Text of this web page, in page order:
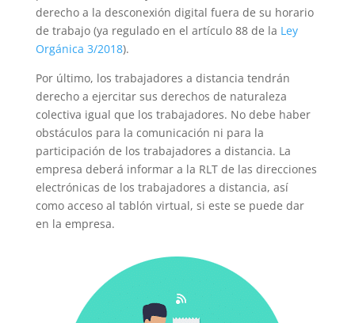
derecho a la desconexión digital fuera de su horario
de trabajo (ya regulado en el artículo 88 de la Ley
Orgánica 3/2018).
Por último, los trabajadores a distancia tendrán
derecho a ejercitar sus derechos de naturaleza
colectiva igual que los trabajadores. No debe haber
obstáculos para la comunicación ni para la
participación de los trabajadores a distancia. La
empresa deberá informar a la RLT de las direcciones
electrónicas de los trabajadores a distancia, así
como acceso al tablón virtual, si este se puede dar
en la empresa.